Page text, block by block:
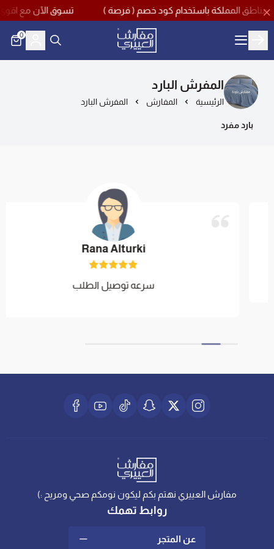
تسوق الآن مع اقوى تخفيضات منتصف العام
مفارش العييري
0
المفرش البارد
الرئيسية المفارش المفرش البارد
بارد مفرد
Rana Alturki
سرعه توصيل الطلب
مفارش العييري نهتم بكم ليكون نومكم صحي ومريح :)
روابط تهمك
عن المتجر